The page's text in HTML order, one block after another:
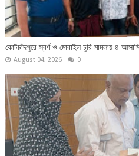
কোটচাঁদপুরে স্বর্ণ ও মোবাইল চুরি মামলায় ৪
August 04, 2026 0